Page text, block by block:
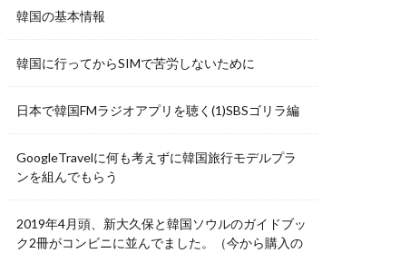
韓国の基本情報
韓国に行ってからSIMで苦労しないために
日本で韓国FMラジオアプリを聴く(1)SBSゴリラ編
GoogleTravelに何も考えずに韓国旅行モデルプラ
ンを組んでもらう
2019年4月頭、新大久保と韓国ソウルのガイドブッ
ク2冊がコンビニに並んでました。（今から購入の